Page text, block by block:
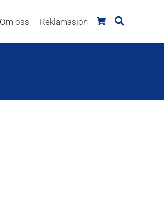
Om oss Reklamasjon